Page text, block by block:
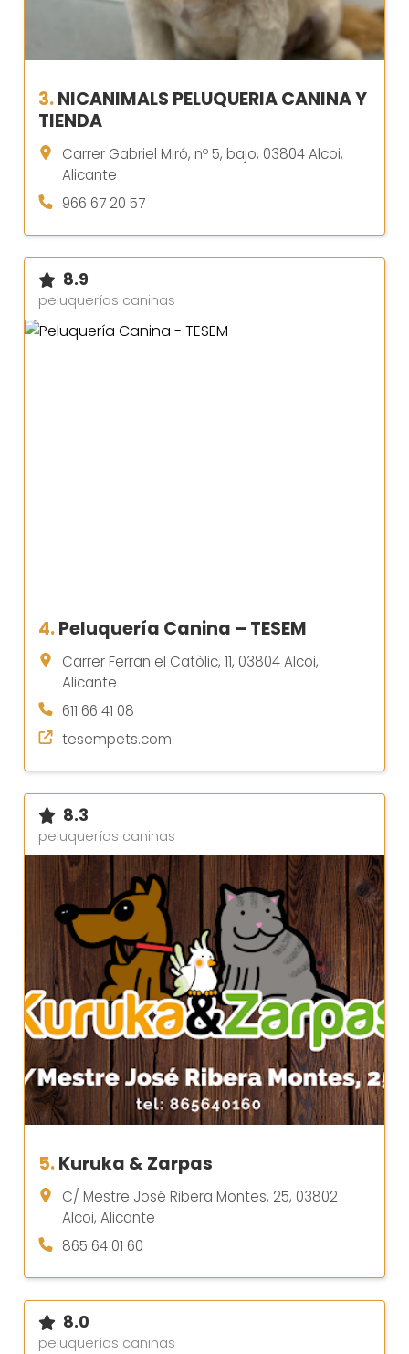
3.NICANIMALS PELUQUERIA CANINA Y
TIENDA
Carrer Gabriel Miró, nº 5, bajo, 03804 Alcoi,
Alicante
966 67 20 57
8.9
peluquerías caninas
4.Peluquería Canina – TESEM
Carrer Ferran el Catòlic, 11, 03804 Alcoi,
Alicante
611 66 41 08
tesempets.com
8.3
peluquerías caninas
5.Kuruka & Zarpas
C/ Mestre José Ribera Montes, 25, 03802
Alcoi, Alicante
865 64 01 60
8.0
peluquerías caninas